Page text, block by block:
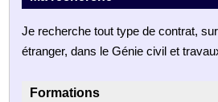
Je recherche tout type de contrat,
étranger, dans le Génie civil et
Formations